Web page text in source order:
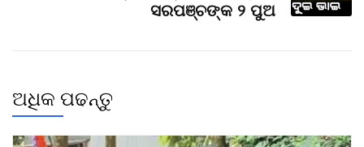
ସରପଞ୍ଚଙ୍କ ୨ ପୁଅ
ଅଧିକ ପଢନ୍ତୁ